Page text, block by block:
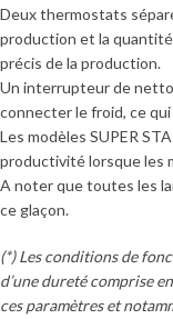
Deux thermostats
production et la
précis de la production.
Un interrupteur de
connecter le froid, ce
Les modèles SUPER
productivité lorsque les
A noter que toutes les
ce glaçon.
(*) Les conditions de
d’une dureté comprise
ces paramètres et